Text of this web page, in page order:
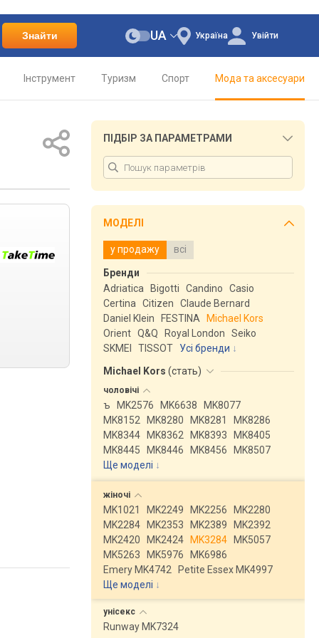
Знайти Україна
UA Увійти
Інструмент Туризм Спорт Мода та аксесуари
ПІДБІР ЗА ПАРАМЕТРАМИ
МОДЕЛІ
у продажу всі
Бренди
Adriatica
Bigotti Candino
Casio
Certina
Citizen
Claude Bernard
Daniel Klein
FESTINA
Michael Kors
Orient Q&Q Royal London
Seiko
SKMEI
TISSOT
Усі бренди
Michael Kors (стать)
чоловічі
ъ MK2576 MK6638
MK8077
MK8152
MK8280 MK8281
MK8286
MK8344
MK8362 MK8393
MK8405
MK8445
MK8446 MK8456
MK8507
Ще моделі ↓
жіночі
MK1021 MK2249 MK2256
MK2280
MK2284
MK2353 MK2389
MK2392
MK2420
MK2424 MK3284
MK5057
MK5263
MK5976
MK6986
Emery MK4742
Petite Essex MK4997
Ще моделі ↓
унісекс
Runway MK7324